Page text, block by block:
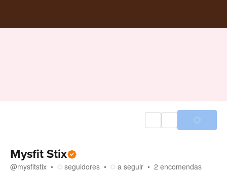
Mysfit Stix
@mysfitstix seguidores a seguir 2 encomendas